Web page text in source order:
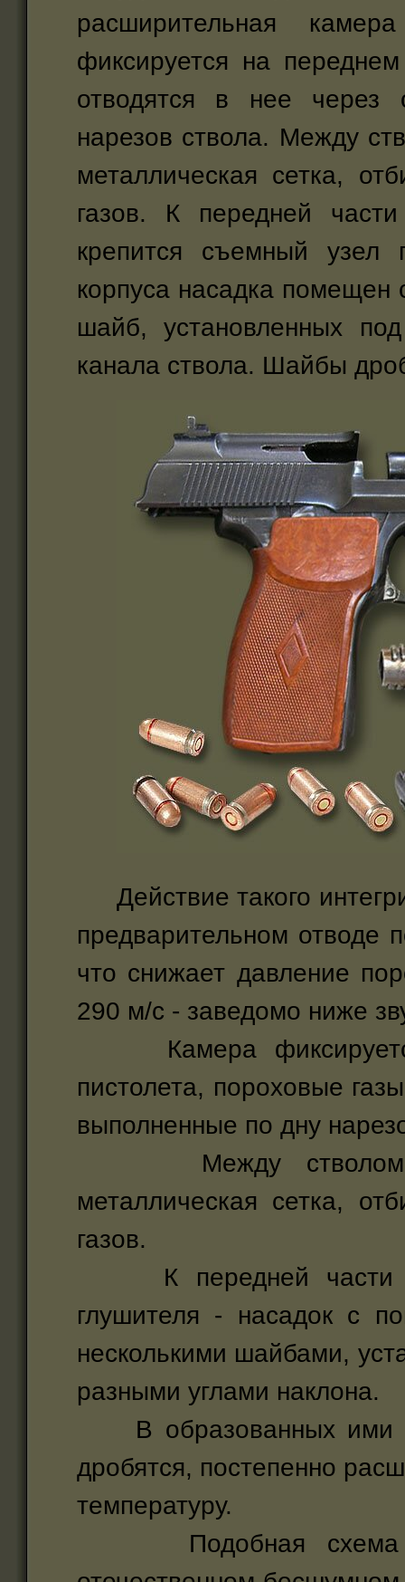
расширительная
фиксируется на
отводятся в нее через
нарезов ствола. Между
металлическая сетка,
газов. К передней
крепится съемный узел
корпуса насадка помещен
шайб, установленных
канала ствола. Шайбы
Действие такого
предварительном отводе
что снижает давление
290 м/с - заведомо ниже
Камера фиксируется
пистолета, пороховые
выполненные по дну
Между стволом и
металлическая сетка,
газов.
К передней части
глушителя - насадок с
несколькими шайбами,
разными углами наклона.
В образованных ими
дробятся, постепенно
температуру.
Подобная схема